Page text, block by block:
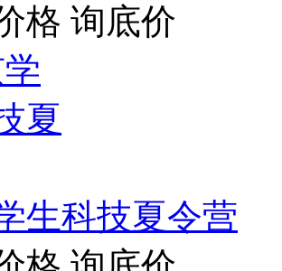
格 询底价
生科技夏令营